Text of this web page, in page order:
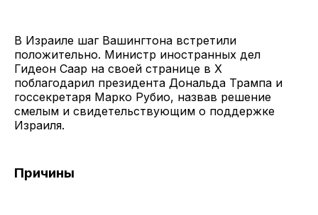
В Израиле шаг Вашингтона встретили
положительно. Министр иностранных дел
Гидеон Саар на своей странице в X
поблагодарил президента Дональда Трампа и
госсекретаря Марко Рубио, назвав решение
смелым и свидетельствующим о поддержке
Израиля.
Причины